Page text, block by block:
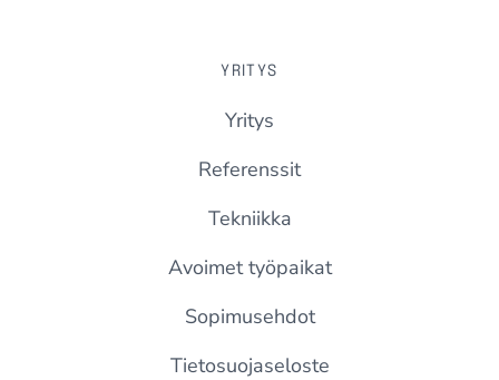
YRITYS
Yritys
Referenssit
Tekniikka
Avoimet työpaikat
Sopimusehdot
Tietosuojaseloste